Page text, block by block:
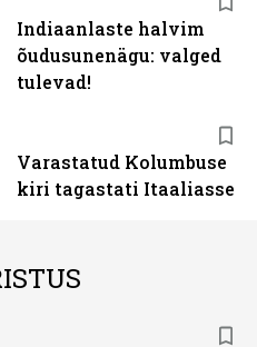
Indiaanlaste halvim
õudusunenägu: valged
tulevad!
Varastatud Kolumbuse
kiri tagastati Itaaliasse